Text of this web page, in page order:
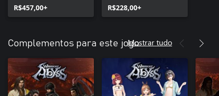
R$457,00+
R$228,00+
Complementos para este jogoMostrar tudo